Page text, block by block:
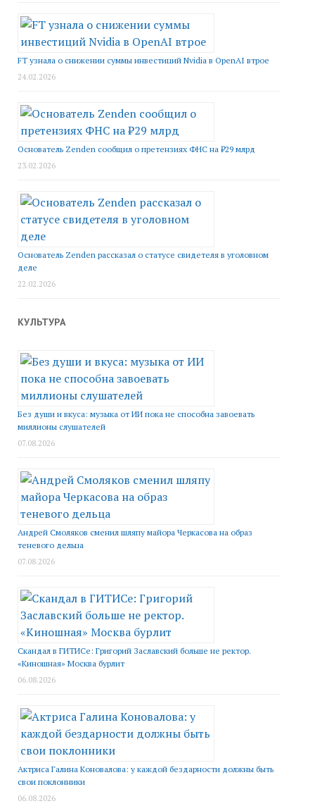
FT узнала о снижении суммы инвестиций Nvidia в OpenAI втрое
24.02.2026
Основатель Zenden сообщил о претензиях ФНС на ₽29 млрд
23.02.2026
Основатель Zenden рассказал о статусе свидетеля в уголовном
деле
22.02.2026
КУЛЬТУРА
Без души и вкуса: музыка от ИИ пока не способна завоевать
миллионы слушателей
07.08.2026
Андрей Смоляков сменил шляпу майора Черкасова на образ
теневого дельца
07.08.2026
Скандал в ГИТИСе: Григорий Заславский больше не ректор.
«Киношная» Москва бурлит
06.08.2026
Актриса Галина Коновалова: у каждой бездарности должны быть
свои поклонники
06.08.2026